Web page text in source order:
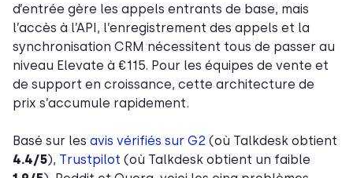
d’entrée gère les appels entrants de base, mais
l’accès à l’API, l’enregistrement des appels et la
synchronisation CRM nécessitent tous de passer au
niveau Elevate à €115. Pour les équipes de vente et
de support en croissance, cette architecture de
prix s’accumule rapidement.
Basé sur les avis vérifiés sur G2 (où Talkdesk obtient
4.4/5), Trustpilot (où Talkdesk obtient un faible